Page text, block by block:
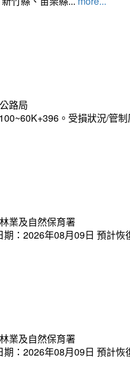
路局
。受損狀況/管
業及自然保育署
期：2026年08月09日 預計
業及自然保育署
期：2026年08月09日 預計